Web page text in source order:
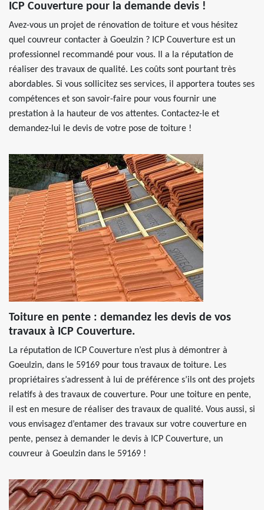
ICP Couverture pour la demande devis !
Avez-vous un projet de rénovation de toiture et vous hésitez
quel couvreur contacter à Goeulzin ? ICP Couverture est un
professionnel recommandé pour vous. Il a la réputation de
réaliser des travaux de qualité. Les coûts sont pourtant très
abordables. Si vous sollicitez ses services, il apportera toutes ses
compétences et son savoir-faire pour vous fournir une
prestation à la hauteur de vos attentes. Contactez-le et
demandez-lui le devis de votre pose de toiture !
Toiture en pente : demandez les devis de vos
travaux à ICP Couverture.
La réputation de ICP Couverture n’est plus à démontrer à
Goeulzin, dans le 59169 pour tous travaux de toiture. Les
propriétaires s’adressent à lui de préférence s’ils ont des projets
relatifs à des travaux de couverture. Pour une toiture en pente,
il est en mesure de réaliser des travaux de qualité. Vous aussi, si
vous envisagez d’entamer des travaux sur votre couverture en
pente, pensez à demander le devis à ICP Couverture, un
couvreur à Goeulzin dans le 59169 !